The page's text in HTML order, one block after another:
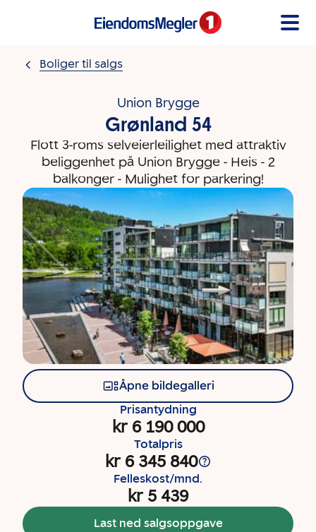
Boliger til salgs
Union Brygge
Grønland 54
Flott 3-roms selveierleilighet med attraktiv
beliggenhet på Union Brygge - Heis - 2
balkonger - Mulighet for parkering!
Åpne bildegalleri
Prisantydning
kr 6 190 000
Totalpris
kr 6 345 840
Felleskost/mnd.
kr 5 439
Last ned salgsoppgave